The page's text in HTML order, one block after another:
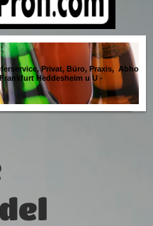
Privat, Büro, Praxis,
Heddesheim u U -